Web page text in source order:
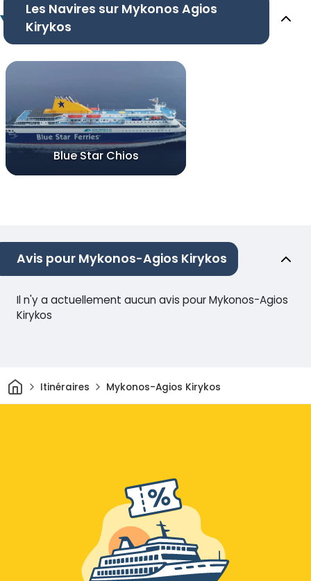
Les Navires sur Mykonos Agios
Kirykos
Blue Star Chios
Avis pour Mykonos-Agios Kirykos
Il n'y a actuellement aucun avis pour Mykonos-Agios
Kirykos
Maison
Itinéraires Mykonos-Agios Kirykos